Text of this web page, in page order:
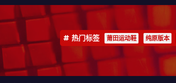
热门标签 莆田运动鞋 纯原版本